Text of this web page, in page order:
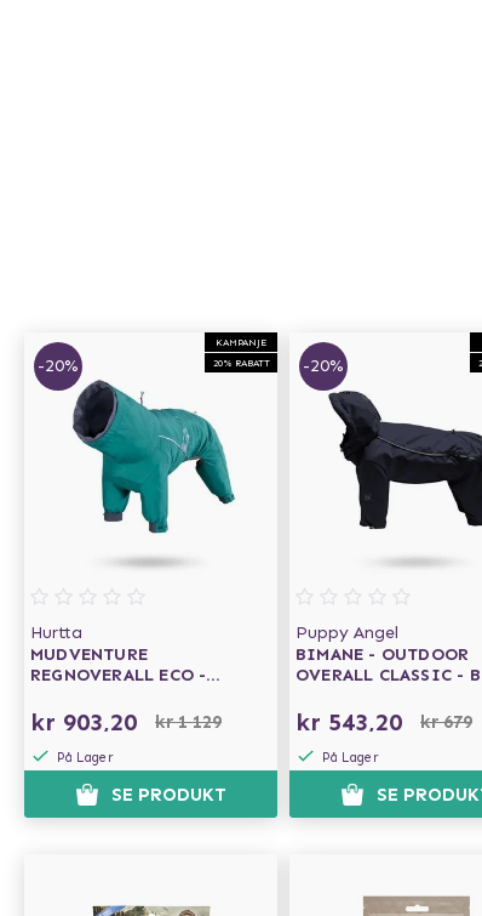
KAMPANJE
20% RABATT
-20%
Hurtta
MUDVENTURE
REGNOVERALL ECO -
kr 903,20 kr 1 129
På Lager
SE PRODUKT
-20%
Puppy Angel
BIMANE - OUTDOOR
OVERALL CLASSIC -
kr 543,20 kr 679
På Lager
SE